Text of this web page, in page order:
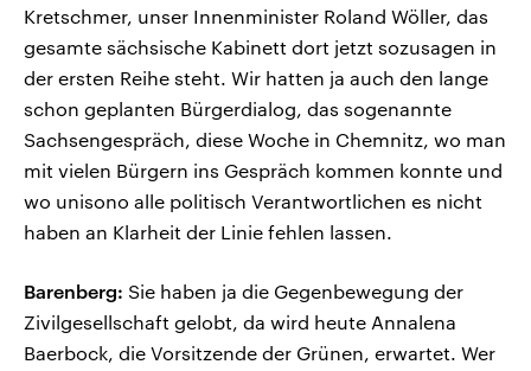
Kretschmer, unser Innenminister Roland Wöller, das
gesamte sächsische Kabinett dort jetzt sozusagen in
der ersten Reihe steht. Wir hatten ja auch den lange
schon geplanten Bürgerdialog, das sogenannte
Sachsengespräch, diese Woche in Chemnitz, wo man
mit vielen Bürgern ins Gespräch kommen konnte und
wo unisono alle politisch Verantwortlichen es nicht
haben an Klarheit der Linie fehlen lassen.
Barenberg: Sie haben ja die Gegenbewegung der
Zivilgesellschaft gelobt, da wird heute Annalena
Baerbock, die Vorsitzende der Grünen, erwartet. Wer